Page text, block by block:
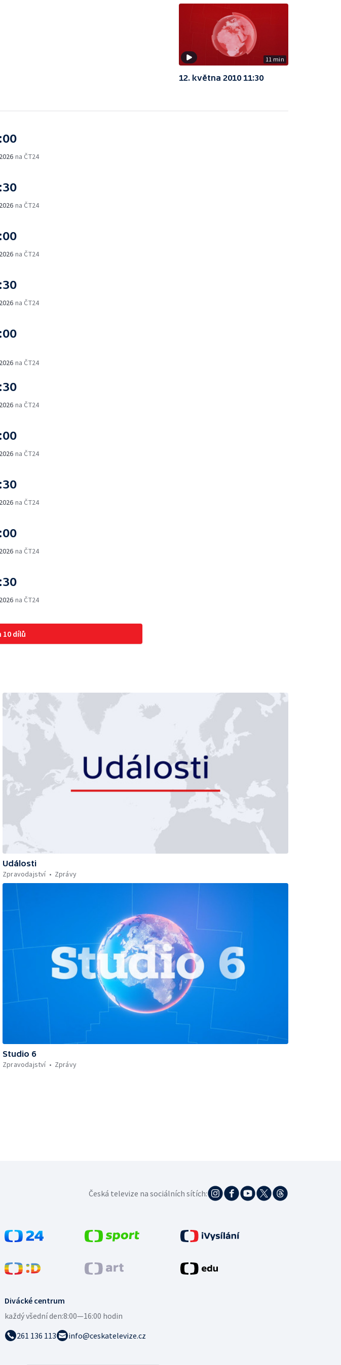
11 min
12. května 2010 11:30
na ČT24
na ČT24
na ČT24
na ČT24
na ČT24
na ČT24
na ČT24
na ČT24
na ČT24
na ČT24
10 dílů
Události
Zpravodajství
Zprávy
Studio 6
Zpravodajství
Zprávy
Divácké centrum
každý všední den:8:00—16:00 hodin
261 136 113
info@ceskatelevize.cz
Česká televize na sociálních sítích: